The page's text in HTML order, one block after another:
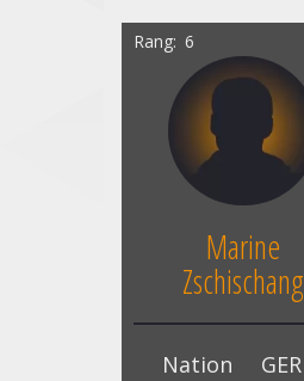
Rang 6
Marine
Zschischang
Nation
GER